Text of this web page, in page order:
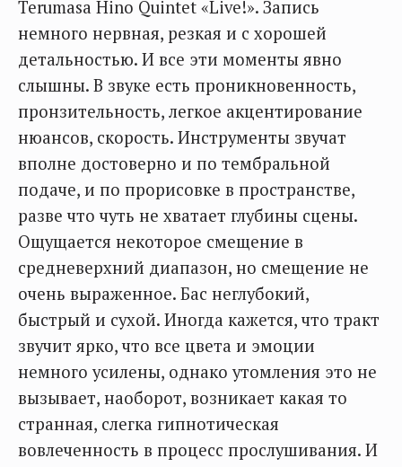
Terumasa Hino Quintet «Live!». Запись
немного нервная, резкая и с хорошей
детальностью. И все эти моменты явно
слышны. В звуке есть проникновенность,
пронзительность, легкое акцентирование
нюансов, скорость. Инструменты звучат
вполне достоверно и по тембральной
подаче, и по прорисовке в пространстве,
разве что чуть не хватает глубины сцены.
Ощущается некоторое смещение в
средневерхний диапазон, но смещение не
очень выраженное. Бас неглубокий,
быстрый и сухой. Иногда кажется, что тракт
звучит ярко, что все цвета и эмоции
немного усилены, однако утомления это не
вызывает, наоборот, возникает какая то
странная, слегка гипнотическая
вовлеченность в процесс прослушивания. И